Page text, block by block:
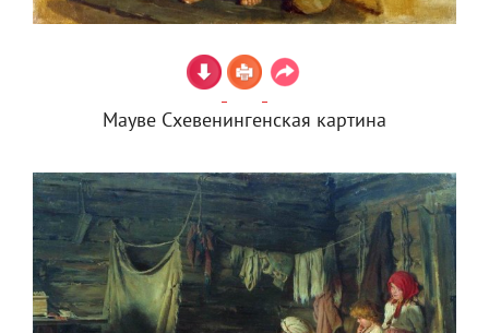
Мауве Схевенингенская картина